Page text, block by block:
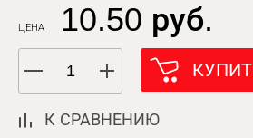
ЦЕНА 10.50 руб.
К СРАВНЕНИЮ